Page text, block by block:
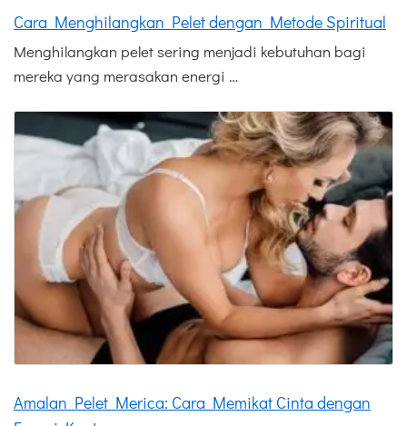
Cara Menghilangkan Pelet dengan Metode Spiritual
Menghilangkan pelet sering menjadi kebutuhan bagi
mereka yang merasakan energi …
Amalan Pelet Merica: Cara Memikat Cinta dengan